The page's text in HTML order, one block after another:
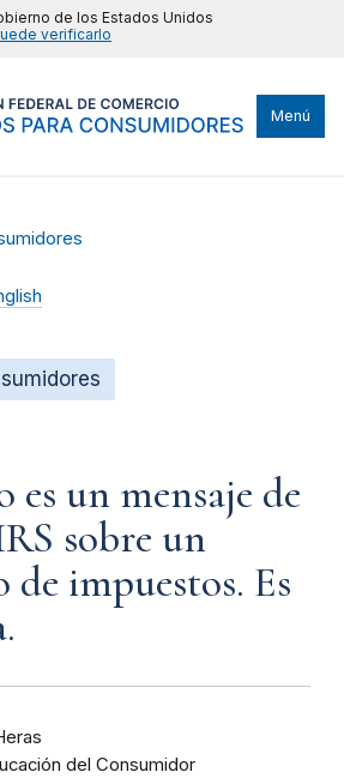
de los Estados Unidos
verificarlo
Menú
es un mensaje de
sobre un
de impuestos. Es
del Consumidor